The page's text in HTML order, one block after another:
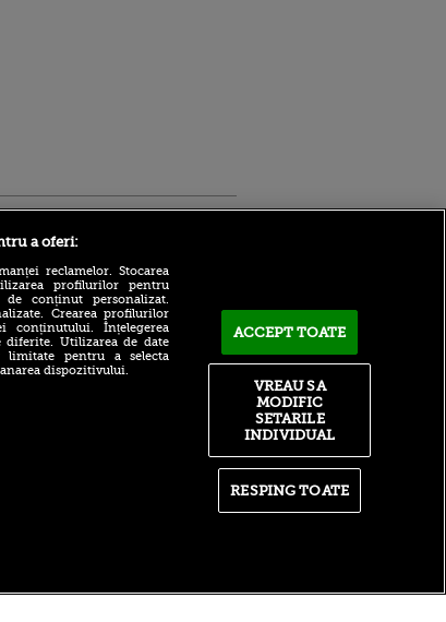
Fanii lui Lazio boicotează
Bayern – Aston Villa LIVE
pe VOYO SPORT 1, vineri, de
a oferi:
reclamelor. Stocarea
profilurilor pentru
de conținut personalizat.
Crearea profilurilor
conținutului. Înțelegerea
Utilizarea de date
limitate pentru a selecta
dispozitivului.
ACCEPT TOATE
RESPING TOATE
VREAU SA
MODIFIC
SETARILE
INDIVIDUAL